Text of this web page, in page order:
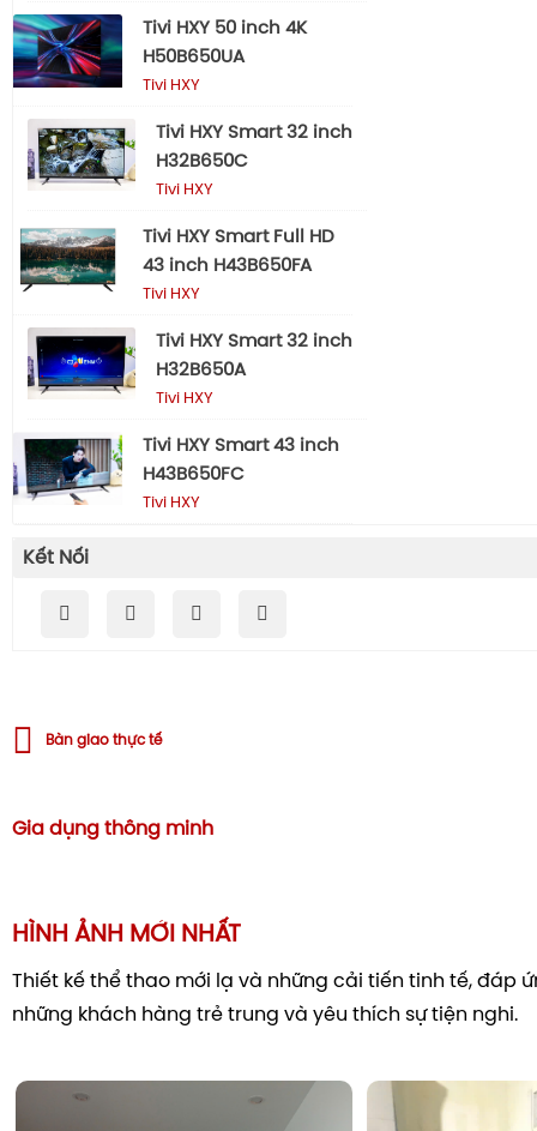
Tivi HXY 50 inch 4K
H50B650UA
Tivi HXY
Tivi HXY Smart 32 inch
H32B650C
Tivi HXY
Tivi HXY Smart Full HD
43 inch H43B650FA
Tivi HXY
Tivi HXY Smart 32 inch
H32B650A
Tivi HXY
Tivi HXY Smart 43 inch
H43B650FC
Tivi HXY
Kết Nối
Bàn giao thực tế
Gia dụng thông minh
HÌNH ẢNH MỚI NHẤT
Thiết kế thể thao mới lạ và những cải tiến tinh tế, đáp
những khách hàng trẻ trung và yêu thích sự tiện nghi.